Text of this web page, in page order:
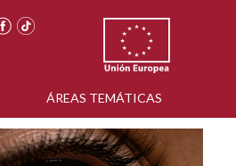
ÁREAS TEMÁTICAS